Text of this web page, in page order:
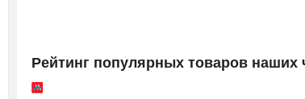
Рейтинг популярных товаров наших